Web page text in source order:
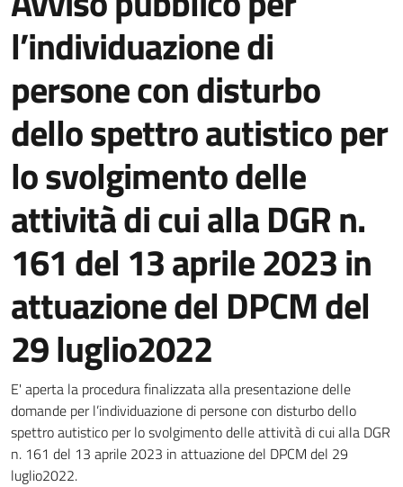
l’individuazione di
persone con disturbo
dello spettro autistico per
lo svolgimento delle
attività di cui alla DGR n.
161 del 13 aprile 2023 in
attuazione del DPCM del
29 luglio2022
Dettagli della notizia
E' aperta la procedura finalizzata alla presentazione delle
domande per l’individuazione di persone con disturbo dello
spettro autistico per lo svolgimento delle attività di cui alla DGR
n. 161 del 13 aprile 2023 in attuazione del DPCM del 29
luglio2022.